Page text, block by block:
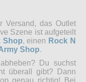
Versand, das Outlet
Szene ist aufgeteilt
Shop, einen Rock N
Shop.
Du suchst
überall gibt? Dann
genau richtig! Bei